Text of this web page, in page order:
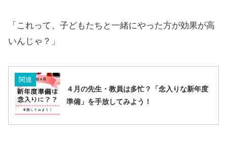
「 これって、子どもたちと一緒にやった方が効果が高
いんじゃ？ 」
関連
４月の先生・教員は多忙？「念入りな新年度
準備」を手放してみよう！